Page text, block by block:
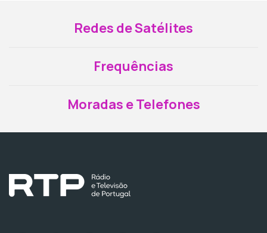
Redes de Satélites
Frequências
Moradas e Telefones